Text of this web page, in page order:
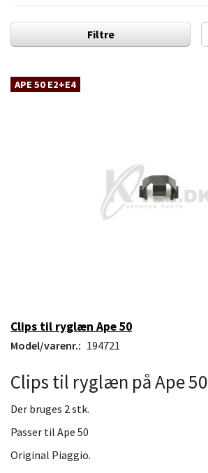
Filtre
APE 50 E2+E4
Clips til ryglæn Ape 50
Model/varenr.: 194721
Clips til ryglæn på Ape 50
Der bruges 2 stk.
Passer til Ape 50
Original Piaggio.